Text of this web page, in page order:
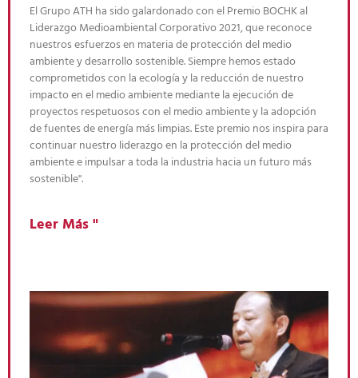
El Grupo ATH ha sido galardonado con el Premio BOCHK al
Liderazgo Medioambiental Corporativo 2021, que reconoce
nuestros esfuerzos en materia de protección del medio
ambiente y desarrollo sostenible. Siempre hemos estado
comprometidos con la ecología y la reducción de nuestro
impacto en el medio ambiente mediante la ejecución de
proyectos respetuosos con el medio ambiente y la adopción
de fuentes de energía más limpias. Este premio nos inspira para
continuar nuestro liderazgo en la protección del medio
ambiente e impulsar a toda la industria hacia un futuro más
sostenible".
Leer Más "